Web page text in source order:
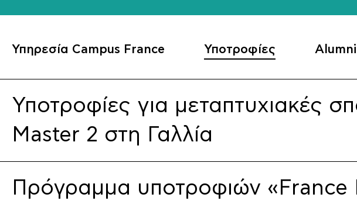
Υπηρεσία Campus France Υποτροφίες Alumni
Υποτροφίες για μεταπτυχιακές
Master 2 στη Γαλλία
Πρόγραμμα υποτροφιών «France